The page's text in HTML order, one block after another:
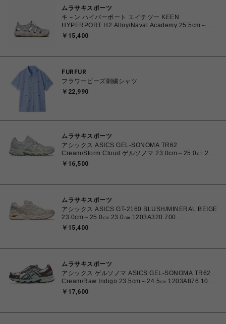
ムラサキスポーツ
キ－ン ハイパーポート エイチツー KEEN
HYPERPORT H2 Alloy/Naval Academy 25.5cm～
28.5cm 1030195 スニーカー メンズ 0195208627385
￥15,400
FURFUR
フラワービーズ刺繍シャツ
￥22,990
ムラサキスポーツ
アシックス ASICS GEL-SONOMA TR62
Cream/Storm Cloud ゲルソノマ 23.0cm～25.0㎝ 23.0
㎝ 1203A734.102 4571633264412 ユニセックス ス
￥16,500
ムラサキスポーツ
アシックス ASICS GT-2160 BLUSH/MINERAL BEIGE
23.0cm～25.0㎝ 23.0㎝ 1203A320.700
4571633253669 レディース スニーカー スポーツスタ
￥15,400
ムラサキスポーツ
アシックス ゲルソノマ ASICS GEL-SONOMA TR62
Cream/Raw Indigo 23.5cm～24.5㎝ 1203A876.100
4571633244131 レディース スニーカー スポーツスタ
￥17,600